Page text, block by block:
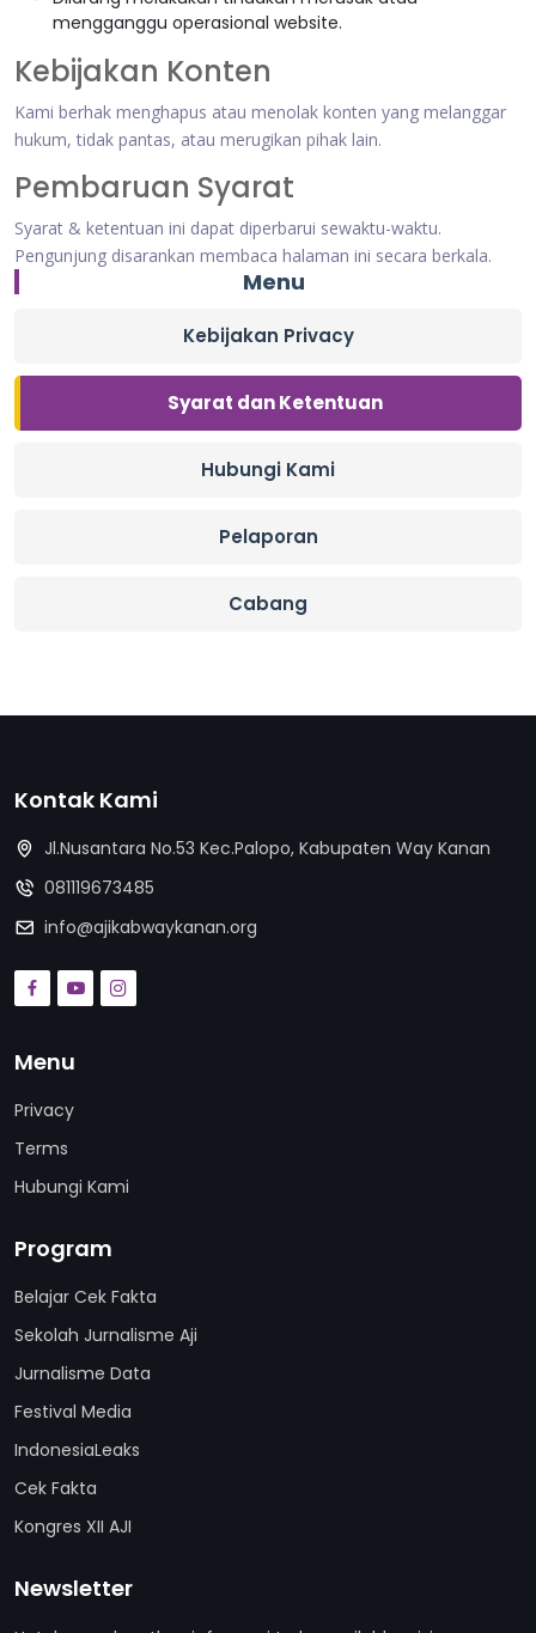
mengganggu operasional website.
Kebijakan Konten
Kami berhak menghapus atau menolak konten yang melanggar
hukum, tidak pantas, atau merugikan pihak lain.
Pembaruan Syarat
Syarat & ketentuan ini dapat diperbarui sewaktu-waktu.
Pengunjung disarankan membaca halaman ini secara berkala.
Menu
Kebijakan Privacy
Syarat dan Ketentuan
Hubungi Kami
Pelaporan
Cabang
Kontak Kami
Jl.Nusantara No.53 Kec.Palopo, Kabupaten Way Kanan
081119673485
info@ajikabwaykanan.org
Menu
Privacy
Terms
Hubungi Kami
Program
Belajar Cek Fakta
Sekolah Jurnalisme Aji
Jurnalisme Data
Festival Media
IndonesiaLeaks
Cek Fakta
Kongres XII AJI
Newsletter